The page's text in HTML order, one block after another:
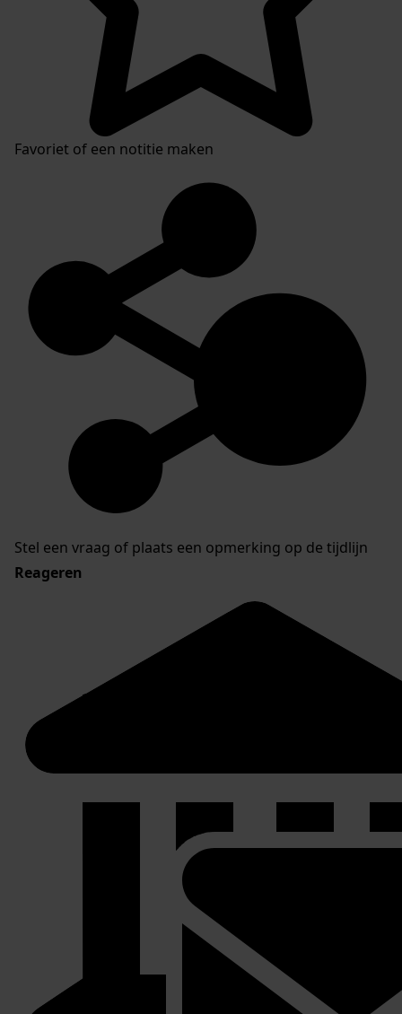
Favoriet of een notitie maken
Stel een vraag of plaats een opmerking op de tijdlijn
Reageren